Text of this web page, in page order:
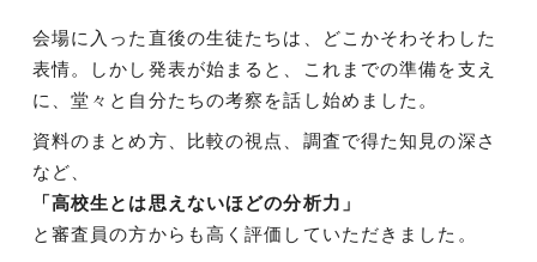
会場に入った直後の生徒たちは、どこかそわそわした
表情。しかし発表が始まると、これまでの準備を支え
に、堂々と自分たちの考察を話し始めました。
資料のまとめ方、比較の視点、調査で得た知見の深さ
など、
「高校生とは思えないほどの分析力」
と審査員の方からも高く評価していただきました。